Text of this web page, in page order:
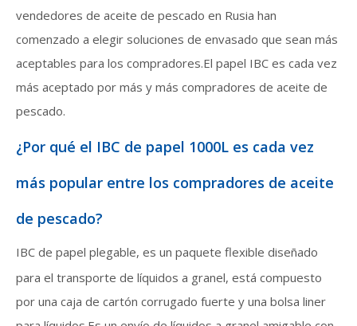
vendedores de aceite de pescado en Rusia han
comenzado a elegir soluciones de envasado que sean más
aceptables para los compradores.El papel IBC es cada vez
más aceptado por más y más compradores de aceite de
pescado.
¿Por qué el IBC de papel 1000L es cada vez
más popular entre los compradores de aceite
de pescado?
IBC de papel plegable, es un paquete flexible diseñado
para el transporte de líquidos a granel, está compuesto
por una caja de cartón corrugado fuerte y una bolsa liner